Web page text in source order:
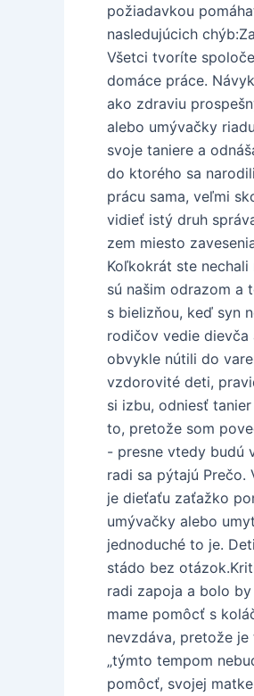
požiadavkou
nasledujúcich
Všetci tvoríte
domáce práce.
ako zdraviu
alebo umývačky
svoje taniere a
do ktorého sa
prácu sama, veľmi
vidieť istý druh
zem miesto
Koľkokrát ste
sú našim odrazom a
s bielizňou, keď syn
rodičov vedie dievča
obvykle nútili do
vzdorovité deti,
si izbu, odniesť
to, pretože som
- presne vtedy budú
radi sa pýtajú
je dieťaťu zaťažko
umývačky alebo
jednoduché to je.
stádo bez
radi zapoja a bolo
mame pomôcť s
nevzdáva, pretože
„týmto tempom
pomôcť, svojej